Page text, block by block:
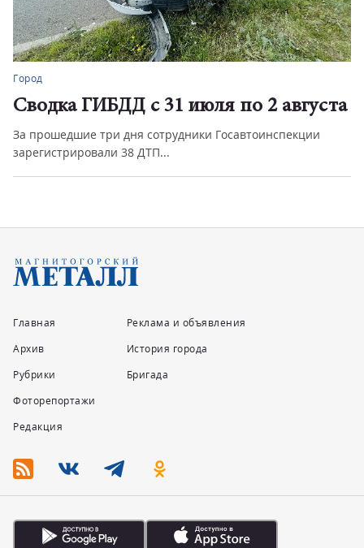
Город
Сводка ГИБДД с 31 июля по 2 августа
За прошедшие три дня сотрудники Госавтоинспекции
зарегистрировали 38 ДТП...
Главная
Архив
Рубрики
Фоторепортажи
Редакция
Реклама и объявления
История города
Бригада